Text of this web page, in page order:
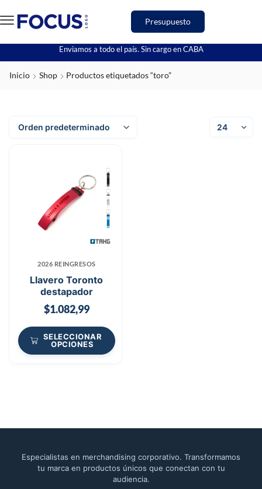
Presupuesto
Enviamos a todo el país. Sin cargo en CABA
Inicio Shop Productos etiquetados “toro”
2026 REINGRESOS
Llavero Toronto
destapador
$1.082,99
SELECCIONAR
OPCIONES
Especialistas en merchandising corporativo. Transformamos
tu marca en productos únicos que conectan con tu
audiencia.